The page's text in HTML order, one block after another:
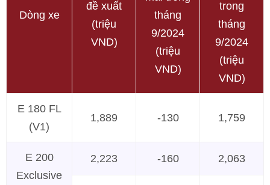
Dòng xe
đề xuất
(triệu
VND)
tháng
9/2024
(triệu
VND)
trong
tháng
9/2024
(triệu
VND)
E 180 FL
(V1)
1,889 -130 1,759
E 200
Exclusive
2,223 -160 2,063